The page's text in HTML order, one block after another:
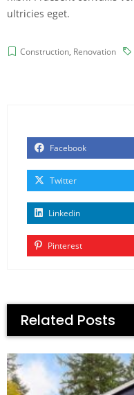
ultricies eget.
Construction, Renovation
Facebook
Twitter
Linkedin
Pinterest
Related Posts